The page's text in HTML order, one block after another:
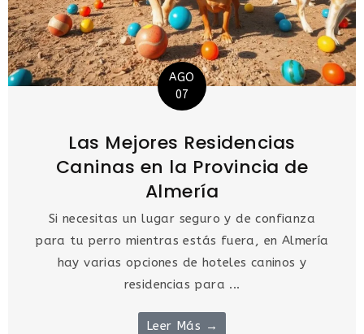
AGO
07
Las Mejores Residencias
Caninas en la Provincia de
Almería
Si necesitas un lugar seguro y de confianza
para tu perro mientras estás fuera, en Almería
hay varias opciones de hoteles caninos y
residencias para ...
Leer Más →